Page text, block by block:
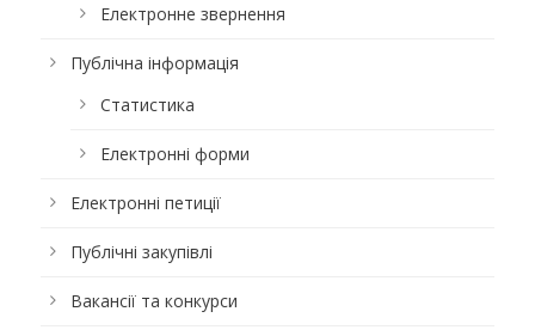
Електронне звернення
Публічна інформація
Статистика
Електронні форми
Електронні петиції
Публічні закупівлі
Вакансії та конкурси